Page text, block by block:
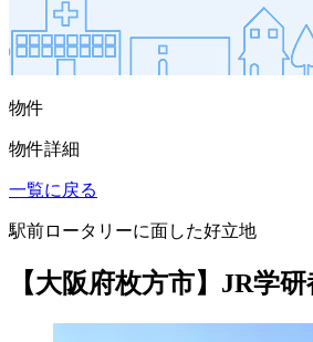
物件
物件詳細
一覧に戻る
駅前ロータリーに面した好立地
【大阪府枚方市】JR学